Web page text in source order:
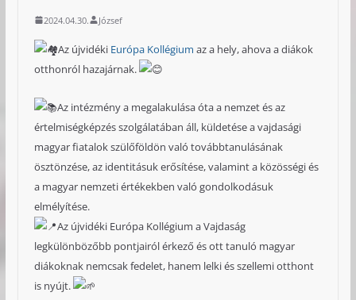
2024.04.30. József
Az újvidéki Európa Kollégium az a hely, ahova a diákok
otthonról hazajárnak.
Az intézmény a megalakulása óta a nemzet és az
értelmiségképzés szolgálatában áll, küldetése a vajdasági
magyar fiatalok szülőföldön való továbbtanulásának
ösztönzése, az identitásuk erősítése, valamint a közösségi és
a magyar nemzeti értékekben való gondolkodásuk
elmélyítése.
Az újvidéki Európa Kollégium a Vajdaság
legkülönbözőbb pontjairól érkező és ott tanuló magyar
diákoknak nemcsak fedelet, hanem lelki és szellemi otthont
is nyújt.